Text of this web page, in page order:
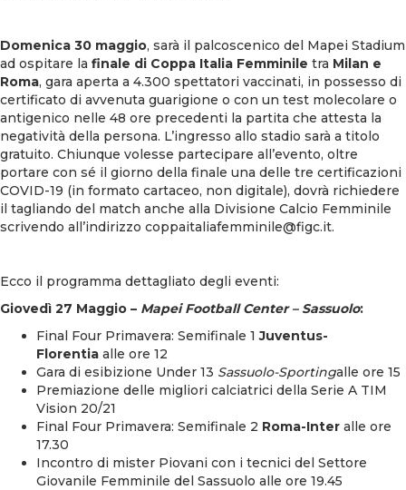
Domenica 30 maggio, sarà il palcoscenico del Mapei Stadium
ad ospitare la finale di Coppa Italia Femminile tra Milan e
Roma, gara aperta a 4.300 spettatori vaccinati, in possesso di
certificato di avvenuta guarigione o con un test molecolare o
antigenico nelle 48 ore precedenti la partita che attesta la
negatività della persona. L’ingresso allo stadio sarà a titolo
gratuito. Chiunque volesse partecipare all’evento, oltre
portare con sé il giorno della finale una delle tre certificazioni
COVID-19 (in formato cartaceo, non digitale), dovrà richiedere
il tagliando del match anche alla Divisione Calcio Femminile
scrivendo all’indirizzo coppaitaliafemminile@figc.it.
Ecco il programma dettagliato degli eventi:
Giovedì 27 Maggio – Mapei Football Center – Sassuolo:
Final Four Primavera: Semifinale 1Juventus-
Florentia alle ore 12
Gara di esibizione Under 13 Sassuolo-Sportingalle ore 15
Premiazione delle migliori calciatrici della Serie A TIM
Vision 20/21
Final Four Primavera: Semifinale 2 Roma-Inter alle ore
17.30
Incontro di mister Piovani con i tecnici del Settore
Giovanile Femminile del Sassuolo alle ore 19.45